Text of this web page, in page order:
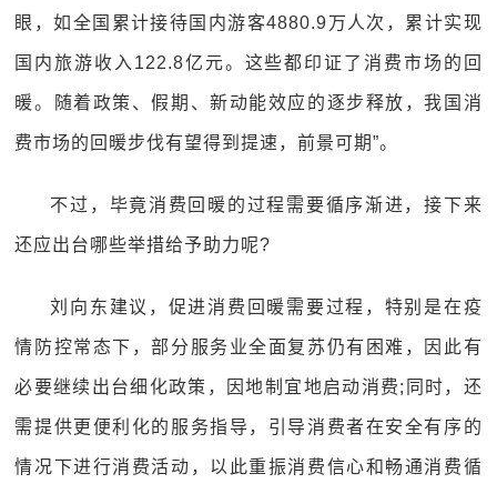
眼，如全国累计接待国内游客4880.9万人次，累计实现
国内旅游收入122.8亿元。这些都印证了消费市场的回
暖。随着政策、假期、新动能效应的逐步释放，我国消
费市场的回暖步伐有望得到提速，前景可期”。
不过，毕竟消费回暖的过程需要循序渐进，接下来
还应出台哪些举措给予助力呢?
刘向东建议，促进消费回暖需要过程，特别是在疫
情防控常态下，部分服务业全面复苏仍有困难，因此有
必要继续出台细化政策，因地制宜地启动消费;同时，还
需提供更便利化的服务指导，引导消费者在安全有序的
情况下进行消费活动，以此重振消费信心和畅通消费循